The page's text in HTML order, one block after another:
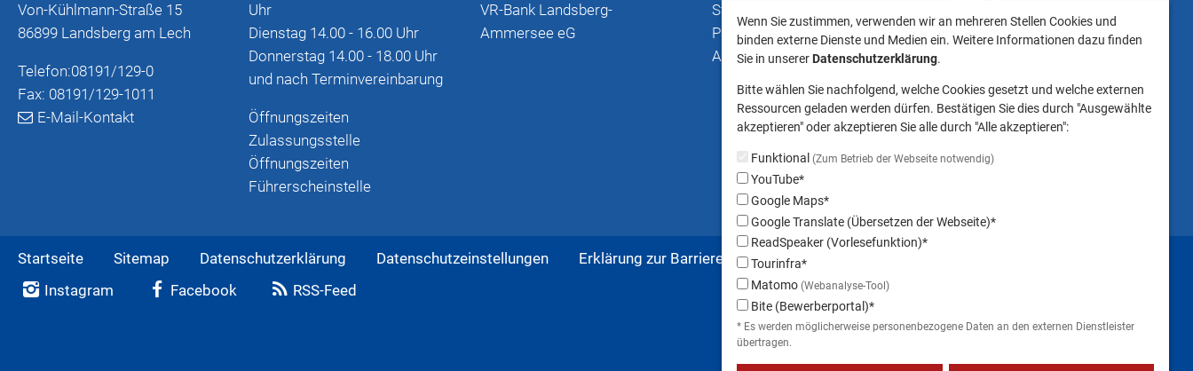
Von-Kühlmann-Straße 15
86899 Landsberg am Lech
Telefon:08191/129-0
Fax: 08191/129-1011
E-Mail-Kontakt
Uhr
Dienstag 14.00 - 16.00 Uhr
Donnerstag 14.00 - 18.00 Uhr
und nach Terminvereinbarung
Öffnungszeiten
Zulassungsstelle
Öffnungszeiten
Führerscheinstelle
VR-Bank Landsberg-
Ammersee eG
Stadtplan mit
Parkmöglichkeiten
Anschriften
von Tieren ins
gestattet ist.
Startseite Sitemap Datenschutzerklärung Datenschutzeinstellungen Erklärung zur Barrierefreiheit
Impressum
Instagram
Facebook RSS-Feed
Wenn Sie zustimmen, verwenden wir an mehreren Stellen Cookies und
binden externe Dienste und Medien ein. Weitere Informationen dazu finden
Sie in unserer Datenschutzerklärung.
Bitte wählen Sie nachfolgend, welche Cookies gesetzt und welche externen
Ressourcen geladen werden dürfen. Bestätigen Sie dies durch "Ausgewählte
akzeptieren" oder akzeptieren Sie alle durch "Alle akzeptieren":
Funktional (Zum Betrieb der Webseite notwendig)
YouTube*
Google Maps*
Google Translate (Übersetzen der Webseite)*
ReadSpeaker (Vorlesefunktion)*
Tourinfra*
Matomo (Webanalyse-Tool)
Bite (Bewerberportal)*
* Es werden möglicherweise personenbezogene Daten an den externen Dienstleister
übertragen.